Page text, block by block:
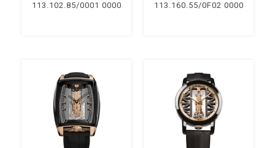
113.102.85/0001 0000
113.160.55/0F02 0000